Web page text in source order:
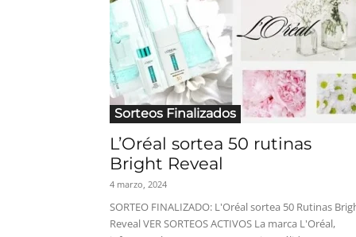
Sorteos Finalizados
L’Oréal sortea 50 rutinas
Bright Reveal
4 marzo, 2024
SORTEO FINALIZADO: L'Oréal sortea 50 Rutinas
Reveal VER SORTEOS ACTIVOS La marca L'Oréal,